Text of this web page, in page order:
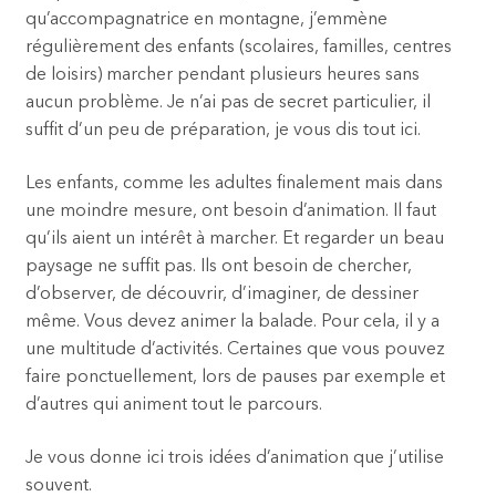
qu’accompagnatrice en montagne, j’emmène
régulièrement des enfants (scolaires, familles, centres
de loisirs) marcher pendant plusieurs heures sans
aucun problème. Je n’ai pas de secret particulier, il
suffit d’un peu de préparation, je vous dis tout ici.
Les enfants, comme les adultes finalement mais dans
une moindre mesure, ont besoin d’animation. Il faut
qu’ils aient un intérêt à marcher. Et regarder un beau
paysage ne suffit pas. Ils ont besoin de chercher,
d’observer, de découvrir, d’imaginer, de dessiner
même. Vous devez animer la balade. Pour cela, il y a
une multitude d’activités. Certaines que vous pouvez
faire ponctuellement, lors de pauses par exemple et
d’autres qui animent tout le parcours.
Je vous donne ici trois idées d’animation que j’utilise
souvent.